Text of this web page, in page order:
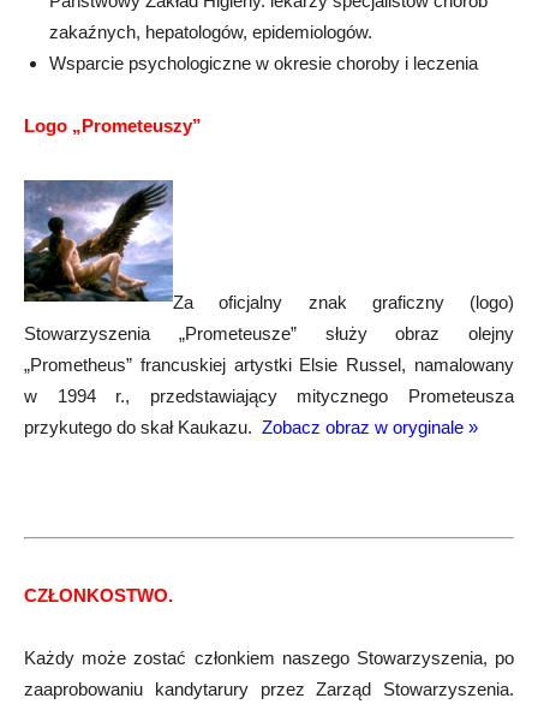
zakaźnych, hepatologów, epidemiologów.
Wsparcie psychologiczne w okresie choroby i leczenia
Logo „Prometeuszy”
Za oficjalny znak graficzny (logo)
Stowarzyszenia „Prometeusze” służy obraz olejny
„Prometheus” francuskiej artystki Elsie Russel, namalowany
w 1994 r., przedstawiający mitycznego Prometeusza
przykutego do skał Kaukazu. Zobacz obraz w oryginale »
CZŁONKOSTWO.
Każdy może zostać członkiem naszego Stowarzyszenia, po
zaaprobowaniu kandytarury przez Zarząd Stowarzyszenia.